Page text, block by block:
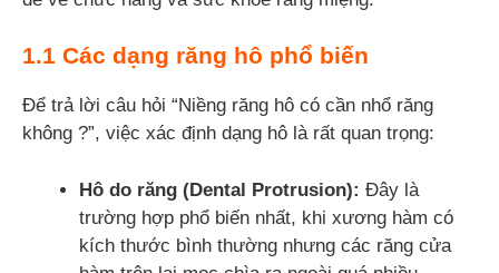
1.1 Các dạng răng hô phổ biến
Để trả lời câu hỏi “Niềng răng hô có cần nhổ răng
không ?”, việc xác định dạng hô là rất quan trọng:
Hô do răng (Dental Protrusion): Đây là
trường hợp phổ biến nhất, khi xương hàm có
kích thước bình thường nhưng các răng cửa